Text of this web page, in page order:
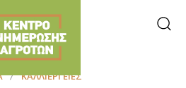
ΚΑΛΛΙΈΡΓΕΙΕΣ